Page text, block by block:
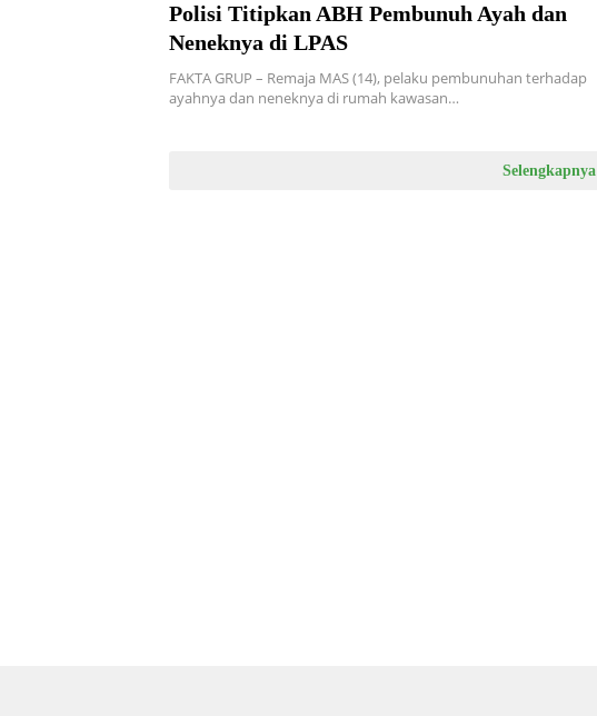
Polisi Titipkan ABH Pembunuh Ayah dan
Neneknya di LPAS
FAKTA GRUP – Remaja MAS (14), pelaku pembunuhan terhadap
ayahnya dan neneknya di rumah kawasan…
Selengkapnya